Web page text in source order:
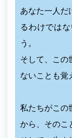
あなた一人だ
るわけでは
う。
そして、この
ないことも覚
私たちがこの
から、そのこ